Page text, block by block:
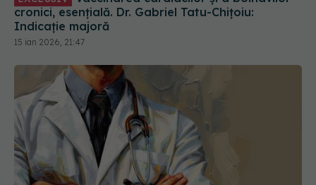
cronici, esențială. Dr. Gabriel Tatu-Chițoiu:
Indicație majoră
15 ian 2026, 21:47